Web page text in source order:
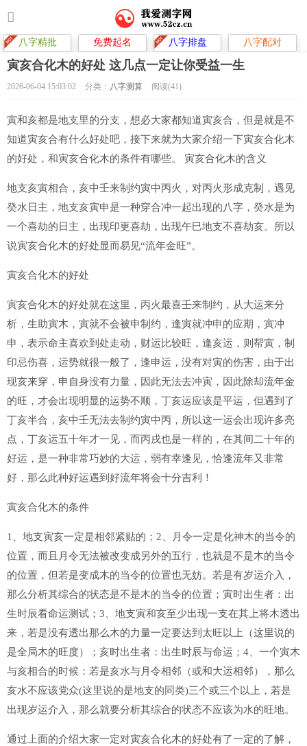
八字精批 免费起名 八字排盘 八字配对
寅亥合化木的好处 这几点一定让你受益一生
2026-06-04 15:03:02 分类： 八字测算 阅读(41)
寅和亥都是地支里的分支，想必大家都知道寅亥合，但是就是不
知道寅亥合有什么好处吧，接下来就为大家介绍一下寅亥合化木
的好处，和寅亥合化木的条件有哪些。 寅亥合化木的含义
地支亥寅相合，亥中壬来制约寅中丙火，对丙火形成克制，遇见
癸水日主，地支亥寅申是一种穿合冲一起出现的八字，癸水是为
一个喜劫的日主，出现印更喜劫，出现午巳地支不喜劫亥。所以
说寅亥合化木的好处显而易见“流年金旺”。
寅亥合化木的好处
寅亥合化木的好处就在这里，丙火最喜壬来制约，从大运来分
析，生助寅木，寅就不会被申制约，逢寅就冲申的应期，寅冲
申，表示命主喜欢到处走动，财运比较旺，逢亥运，则帮寅，制
印忌伤喜，运势就很一般了，逢申运，没有对寅的伤害，由于出
现亥来穿，申自身没有力量，因此无法去冲寅，因此除却流年金
的旺，才会出现明显的运势不顺，丁亥运应该是平运，但遇到了
丁亥半合，亥中壬无法去制约寅中丙，所以这一运会出现许多亮
点，丁亥运五十年才一见，而丙戌也是一样的，在其间二十年的
好运，是一种非常巧妙的大运，弱有幸逢见，恰逢流年又非常
好，那么此种好运遇到好流年将会十分吉利！
寅亥合化木的条件
1、地支寅亥一定是相邻紧贴的；2、月令一定是化神木的当令的
位置，而且月令无法被改变成另外的五行，也就是不是木的当令
的位置，但若是变成木的当令的位置也无妨。若是有岁运介入，
那么分析其综合的状态是不是木的当令的位置；寅时出生者：出
生时辰看命运测试；3、地支寅和亥至少出现一支在其上将木透出
来，若是没有透出那么木的力量一定要达到太旺以上（这里说的
是全局木的旺度）；亥时出生者：出生时辰与命运；4、一个寅木
与亥相合的时候：若是亥水与月令相邻（或和大运相邻），那么
亥水不应该党众(这里说的是地支的同类)三个或三个以上，若是
出现岁运介入，那么就要分析其综合的状态不应该为水的旺地。
通过上面的介绍大家一定对寅亥合化木的好处有了一定的了解，